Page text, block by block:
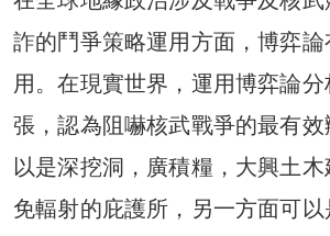
詐的鬥爭策略運用方面，博弈
用。在現實世界，運用博弈論
張，認為阻嚇核武戰爭的最有
以是深挖洞，廣積糧，大興土
免輻射的庇護所，另一方面可